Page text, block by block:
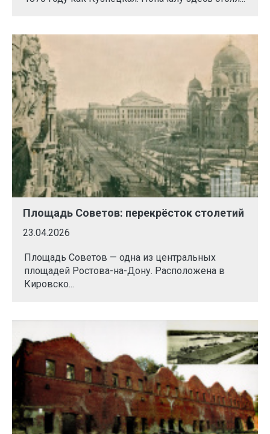
Площадь Советов: перекрёсток столетий
23.04.2026
Площадь Советов — одна из центральных
площадей Ростова-на-Дону. Расположена в
Кировско...